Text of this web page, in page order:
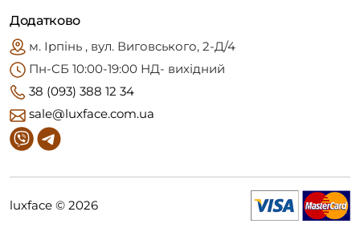
Додатково
м. Ірпінь , вул. Виговського, 2-Д/4
Пн-CБ 10:00-19:00 НД- вихідний
38 (093) 388 12 34
sale@luxface.com.ua
luxface © 2026